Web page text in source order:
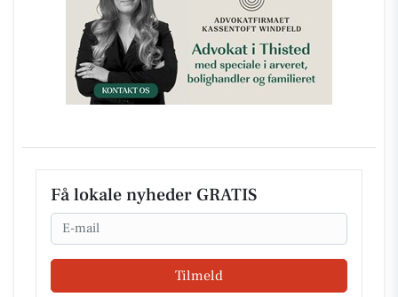
Få lokale nyheder GRATIS
Email
Tilmeld